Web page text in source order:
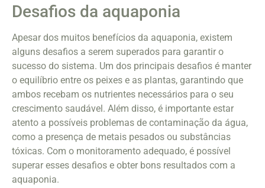
Desafios da aquaponia
Apesar dos muitos benefícios da aquaponia, existem
alguns desafios a serem superados para garantir o
sucesso do sistema. Um dos principais desafios é manter
o equilíbrio entre os peixes e as plantas, garantindo que
ambos recebam os nutrientes necessários para o seu
crescimento saudável. Além disso, é importante estar
atento a possíveis problemas de contaminação da água,
como a presença de metais pesados ou substâncias
tóxicas. Com o monitoramento adequado, é possível
superar esses desafios e obter bons resultados com a
aquaponia.